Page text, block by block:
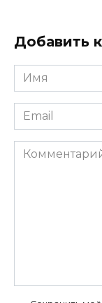
Добавить
Имя
*
Email
*
Комментарий